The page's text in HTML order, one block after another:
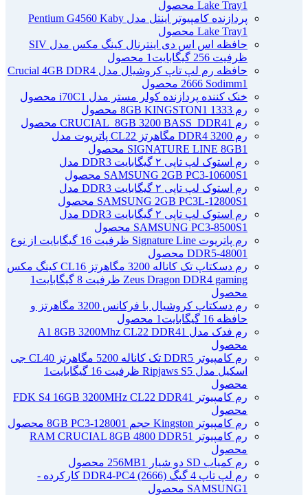
Lake Tray1 محصول
پردازنده کامپیوتر اینتل مدل Pentium G4560 Kaby
Lake Tray1 محصول
حافظه اس اس دی اینترنال کینگ مکس مدل SIV
ظرفیت 256 گیگابایت
1 محصول
حافظه رم لپ تاپ کروشیال مدل Crucial 4GB DDR4
2666 Sodimm1 محصول
خنک کننده پردازنده کولر مستر مدل i70C 1 محصول
رم 1333 8GB KINGSTON
1 محصول
رم CRUCIAL_8GB 3200 BASS_DDR4 1 محصول
رم DDR4 3200 مگاهرتز CL22 پاتریوت مدل
SIGNATURE LINE 8GB1 محصول
رم استوک لپ تاپی ۲ گیگابایت DDR3 مدل
SAMSUNG 2GB PC3-10600S1 محصول
رم استوک لپ تاپی ۲ گیگابایت DDR3 مدل
SAMSUNG 2GB PC3L-12800S1 محصول
رم استوک لپ تاپی ۲ گیگابایت DDR3 مدل
SAMSUNG PC3-8500S1 محصول
رم پاتریوت Signature Line ظرفیت 16 گیگابایت از نوع
DDR5-48001 محصول
رم دسکتاپ تک کاناله 3200 مگاهرتز CL16 کینگ مکس
Zeus Dragon DDR4 gaming ظرفیت 8 گیگابایت
1
محصول
رم دسکتاپ کروشیال با فرکانس 3200 مگاهرتز و
حافظه 16 گیگابایت
1 محصول
رم فدک مدل A1 8GB 3200Mhz CL22 DDR4 1
محصول
رم کامپیوتر DDR5 تک کاناله 5200 مگاهرتز CL40 جی
اسکیل مدل Ripjaws S5 ظرفیت 16 گیگابایت
1
محصول
رم کامپیوتر FDK S4 16GB 3200MHz CL22 DDR4
1
محصول
رم کامپیوتر Kingston حجم 8GB PC3-12800
1 محصول
رم کامپیوتر RAM CRUCIAL 8GB 4800 DDR5
1
محصول
رم کمیاب SD دو شیار 256MB
1 محصول
رم لپ تاپ 4 گیگ DDR4-PC4 (2666) کارکرده -
SAMSUNG1 محصول